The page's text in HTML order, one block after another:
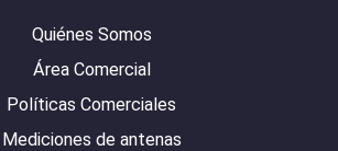
Quiénes Somos
Área Comercial
Políticas Comerciales
Mediciones de antenas